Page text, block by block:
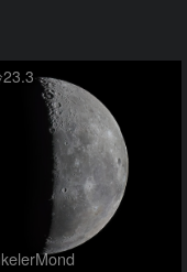
23.3